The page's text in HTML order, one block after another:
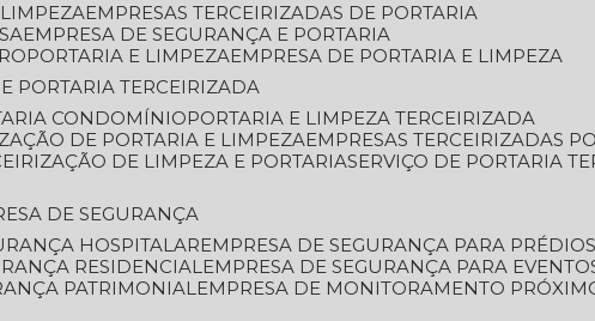
LIMPEZA
EMPRESAS TERCEIRIZADAS DE PORTARIA
EMPRESA DE SEGURANÇA E PORTARIA
PORTARIA E LIMPEZA
EMPRESA DE PORTARIA E LIMPEZA
PORTARIA TERCEIRIZADA
CONDOMÍNIO
PORTARIA E LIMPEZA TERCEIRIZADA
DE PORTARIA E LIMPEZA
EMPRESAS TERCEIRIZADAS
DE LIMPEZA E PORTARIA SERVIÇO DE PORTARIA
DE SEGURANÇA
HOSPITALAR
EMPRESA DE SEGURANÇA PARA PRÉDIOS
RESIDENCIAL
EMPRESA DE SEGURANÇA PARA
PATRIMONIAL
EMPRESA DE MONITORAMENTO